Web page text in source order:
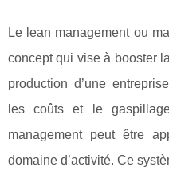
Le lean management ou
concept qui vise à booster
production d’une
les coûts et le
management peut être
domaine d’activité. Ce